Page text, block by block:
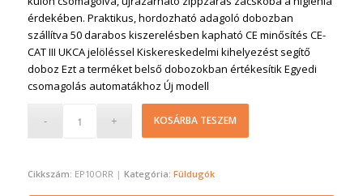
érdekében. Praktikus, hordozható adagoló dobozban
szállítva 50 darabos kiszerelésben kapható CE minősítés CE-
CAT III UKCA jelöléssel Kiskereskedelmi kihelyezést segítő
doboz Ezt a terméket belső dobozokban értékesítik Egyedi
csomagolás automatákhoz Új modell
KOSÁRBA TESZEM
Cikkszám: EP10ORR Kategória: Füldugók